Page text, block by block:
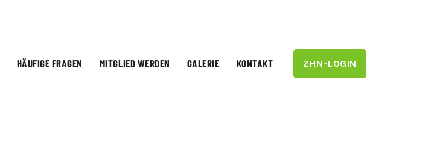
ZHN-LOGIN
HÄUFIGE FRAGEN MITGLIED WERDEN GALERIE KONTAKT